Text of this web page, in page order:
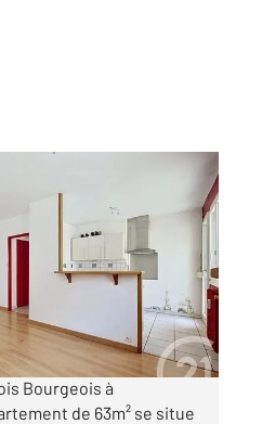
vendre
Bourgeois à
de 63m² se situe